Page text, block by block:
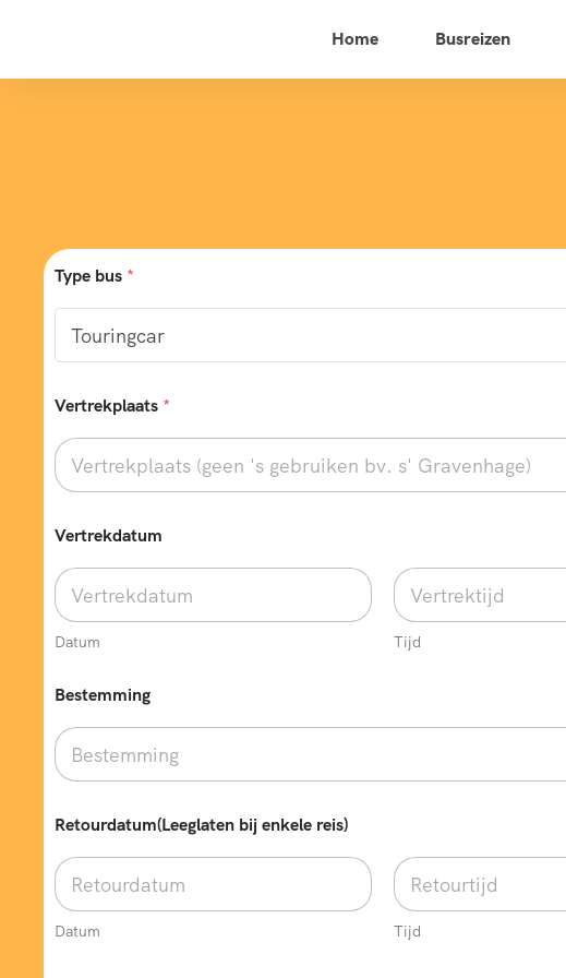
Home Busreizen
Type bus *
Vertrekplaats *
Vertrekdatum
Datum Tijd
Bestemming
Retourdatum(Leeglaten bij enkele reis)
Datum Tijd